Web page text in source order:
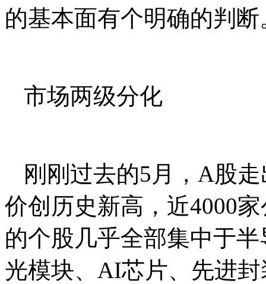
的基本面有个明确的判断
市场两级分化
刚刚过去的5月，A股
价创历史新高，近4000
的个股几乎全部集中于
光模块、AI芯片、先进